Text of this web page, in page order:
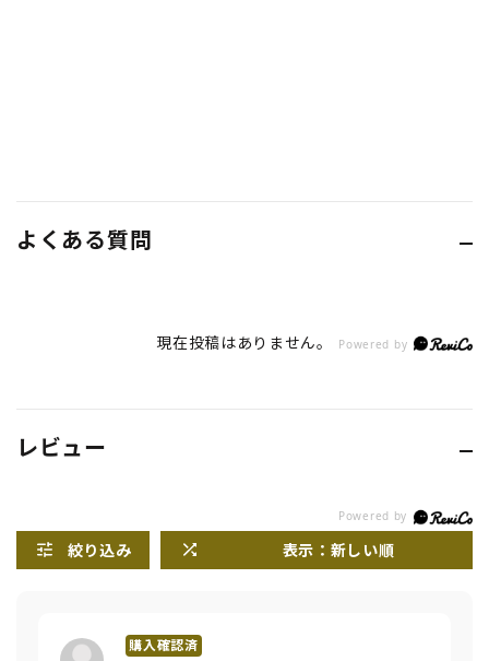
よくある質問
Powered by
現在投稿はありません。
レビュー
絞り込み 表示：新しい順